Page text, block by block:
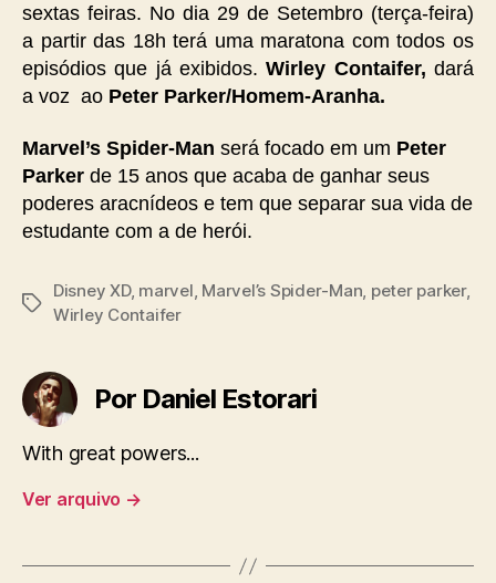
sextas feiras. No dia 29 de Setembro (terça-feira)
a partir das 18h terá uma maratona com todos os
episódios que já exibidos.Wirley Contaifer,dará
a voz ao Peter Parker/Homem-Aranha.
Marvel’s Spider-Man será focado em um Peter
Parker de 15 anos que acaba de ganhar seus
poderes aracnídeos e tem que separar sua vida de
estudante com a de herói.
Tags
Disney XD, marvel, Marvel’s Spider-Man, peter parker,
Wirley Contaifer
Por Daniel Estorari
With great powers...
Ver arquivo →